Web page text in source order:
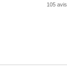
105 avis